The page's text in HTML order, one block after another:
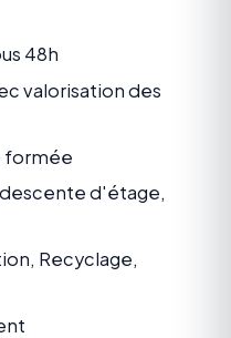
48h
valorisation des
formée
d'étage,
Recyclage,